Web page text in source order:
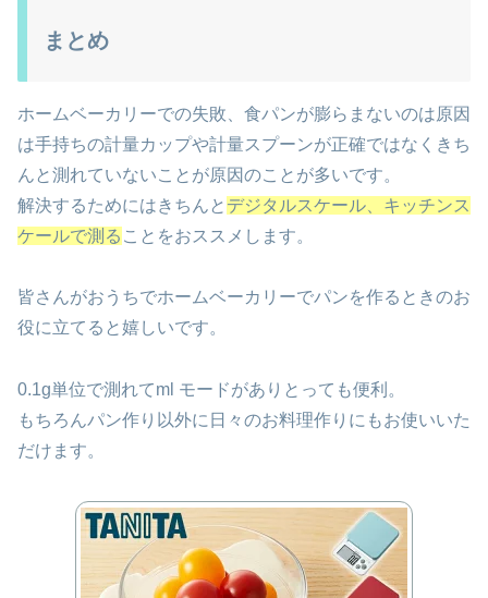
まとめ
ホームベーカリーでの失敗、食パンが膨らまないのは原因
は手持ちの計量カップや計量スプーンが正確ではなくきち
んと測れていないことが原因のことが多いです。
解決するためにはきちんと デジタルスケール、キッチンス
ケールで測る ことをおススメします。
皆さんがおうちでホームベーカリーでパンを作るときのお
役に立てると嬉しいです。
0.1g単位で測れてml モードがありとっても便利。
もちろんパン作り以外に日々のお料理作りにもお使いいた
だけます。